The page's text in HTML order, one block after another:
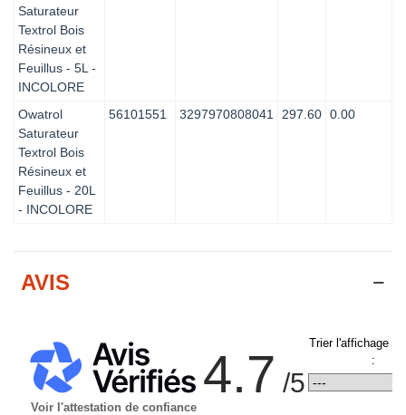
Saturateur
Textrol Bois
Résineux et
Feuillus - 5L -
INCOLORE
Owatrol
Saturateur
Textrol Bois
Résineux et
Feuillus - 20L
- INCOLORE
56101551 3297970808041 297.60 0.00
AVIS
Voir l'attestation de confiance
4.7 /5
Trier l'affichage
: